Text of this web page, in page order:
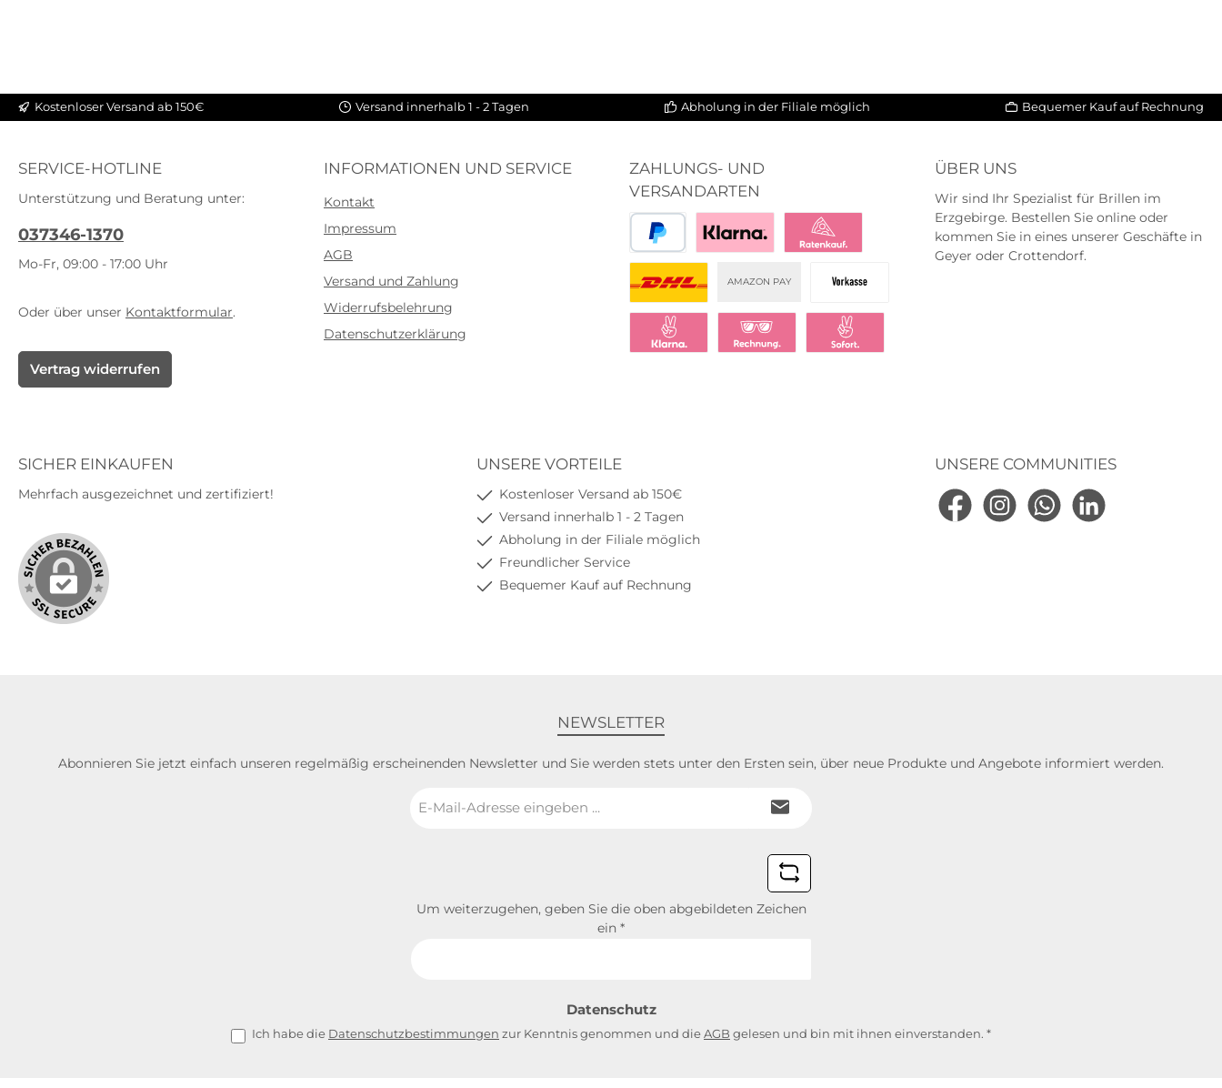
Kostenloser Versand ab 150€ Versand innerhalb 1 - 2 Tagen Abholung in der Filiale möglich Bequemer Kauf auf Rechnung
SERVICE-HOTLINE
Unterstützung und Beratung unter:
037346-1370
Mo-Fr, 09:00 - 17:00 Uhr
Oder über unser Kontaktformular.
Vertrag widerrufen
INFORMATIONEN UND SERVICE
Kontakt
Impressum
AGB
Versand und Zahlung
Widerrufsbelehrung
Datenschutzerklärung
ZAHLUNGS- UND
VERSANDARTEN
AMAZON PAY
PayPal
Vorkasse
Bezahlen mit Klarna
DHL
ÜBER UNS
Wir sind Ihr Spezialist für Brillen im
Erzgebirge. Bestellen Sie online oder
kommen Sie in eines unserer Geschäfte in
Geyer oder Crottendorf.
SICHER EINKAUFEN
Mehrfach ausgezeichnet und zertifiziert!
UNSERE VORTEILE
Kostenloser Versand ab 150€
Versand innerhalb 1 - 2 Tagen
Abholung in der Filiale möglich
Freundlicher Service
Bequemer Kauf auf Rechnung
UNSERE COMMUNITIES
FacebookInstagramWhatsAppLinkedIn
NEWSLETTER
Abonnieren Sie jetzt einfach unseren regelmäßig erscheinenden Newsletter und Sie werden stets unter den Ersten sein, über neue Produkte und Angebote informiert werden.
Mail-
Um weiterzugehen, geben Sie die oben abgebildeten Zeichen
ein *
Datenschutz
Ich habe die Datenschutzbestimmungen zur Kenntnis genommen und dieAGB gelesen und bin mit ihnen einverstanden. *